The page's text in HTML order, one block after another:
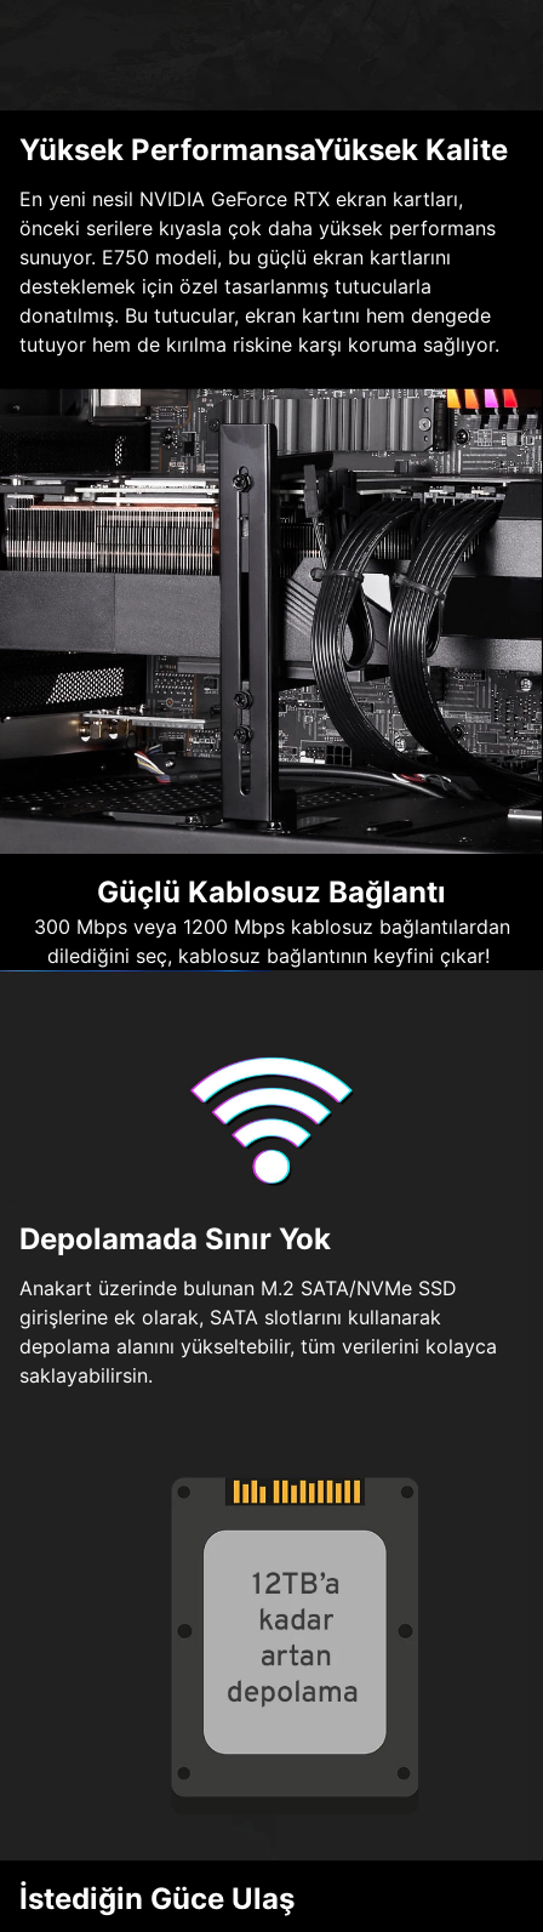
Yüksek PerformansaYüksek Kalite
En yeni nesil NVIDIA GeForce RTX ekran kartları,
önceki serilere kıyasla çok daha yüksek performans
sunuyor. E750 modeli, bu güçlü ekran kartlarını
desteklemek için özel tasarlanmış tutucularla
donatılmış. Bu tutucular, ekran kartını hem dengede
tutuyor hem de kırılma riskine karşı koruma sağlıyor.
Güçlü Kablosuz Bağlantı
300 Mbps veya 1200 Mbps kablosuz bağlantılardan
dilediğini seç, kablosuz bağlantının keyfini çıkar!
Depolamada Sınır Yok
Anakart üzerinde bulunan M.2 SATA/NVMe SSD
girişlerine ek olarak, SATA slotlarını kullanarak
depolama alanını yükseltebilir, tüm verilerini kolayca
saklayabilirsin.
İstediğin Güce Ulaş